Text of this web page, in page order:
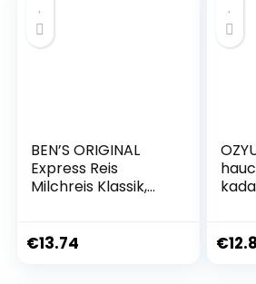
BEN’S ORIGINAL
Express Reis
Milchreis Klassik,
Fertiggericht, 6
€13.74 €